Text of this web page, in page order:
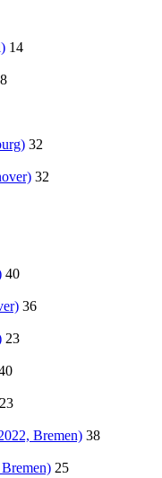
14
32
32
40
36
23
23
Bremen) 38
25